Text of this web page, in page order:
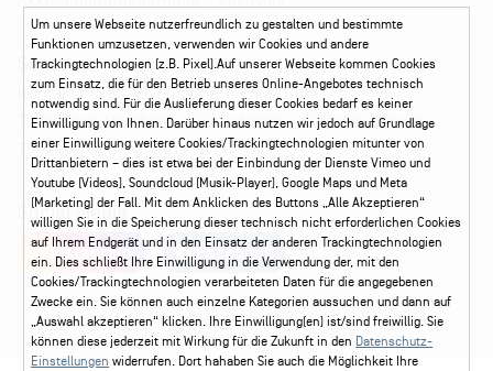
Service
Kontakt Leichte Sprache
FAQ / Hilfe
Ticketshop Hamburg
Gutscheine
Callback-Service
Ticketservice 040 - 413 22 60
Social Media
Instagram Facebook
Um unsere Webseite nutzerfreundlich zu gestalten und bestimmte
Funktionen umzusetzen, verwenden wir Cookies und andere
Trackingtechnologien (z.B. Pixel).Auf unserer Webseite kommen Cookies
zum Einsatz, die für den Betrieb unseres Online-Angebotes technisch
notwendig sind. Für die Auslieferung dieser Cookies bedarf es keiner
Einwilligung von Ihnen. Darüber hinaus nutzen wir jedoch auf Grundlage
einer Einwilligung weitere Cookies/Trackingtechnologien mitunter von
Drittanbietern – dies ist etwa bei der Einbindung der Dienste Vimeo und
Youtube (Videos), Soundcloud (Musik-Player), Google Maps und Meta
(Marketing) der Fall. Mit dem Anklicken des Buttons „Alle Akzeptieren“
willigen Sie in die Speicherung dieser technisch nicht erforderlichen Cookies
auf Ihrem Endgerät und in den Einsatz der anderen Trackingtechnologien
ein. Dies schließt Ihre Einwilligung in die Verwendung der, mit den
Cookies/Trackingtechnologien verarbeiteten Daten für die angegebenen
Zwecke ein. Sie können auch einzelne Kategorien aussuchen und dann auf
„Auswahl akzeptieren“ klicken. Ihre Einwilligung(en) ist/sind freiwillig. Sie
können diese jederzeit mit Wirkung für die Zukunft in den Datenschutz-
Einstellungen widerrufen. Dort hahaben Sie auch die Möglichkeit Ihre